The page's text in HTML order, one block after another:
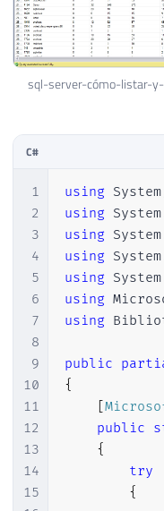
sql-server-cómo-listar-
C#
1
2
3
4
5
6
7
8
9
10
11
12
13
14
15
using System
using System
using System
using System
using System
using
using
public
{
public
{
try
{